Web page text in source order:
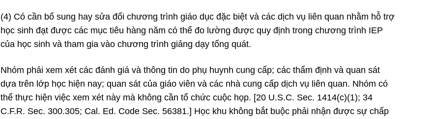
(4) Có cần bổ sung hay sửa đổi chương trình giáo dục đặc biệt và các dịch vụ liên quan nhằm hỗ trợ
học sinh đạt được các mục tiêu hàng năm có thể đo lường được quy định trong chương trình IEP
của học sinh và tham gia vào chương trình giảng dạy tổng quát.
Nhóm phải xem xét các đánh giá và thông tin do phụ huynh cung cấp; các thẩm định và quan sát
dựa trên lớp học hiện nay; quan sát của giáo viên và các nhà cung cấp dịch vụ liên quan. Nhóm có
thể thực hiện việc xem xét này mà không cần tổ chức cuộc họp. [20 U.S.C. Sec. 1414(c)(1); 34
C.F.R. Sec. 300.305; Cal. Ed. Code Sec. 56381.] Học khu không bắt buộc phải nhận được sự chấp